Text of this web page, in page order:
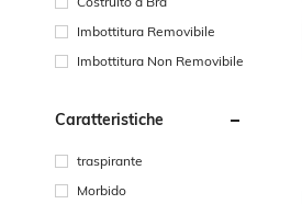
Imbottitura Removibile
Imbottitura Non Removibile
Caratteristiche
traspirante
Morbido